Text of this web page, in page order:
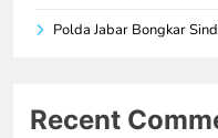
Polda Jabar Bongkar
Recent